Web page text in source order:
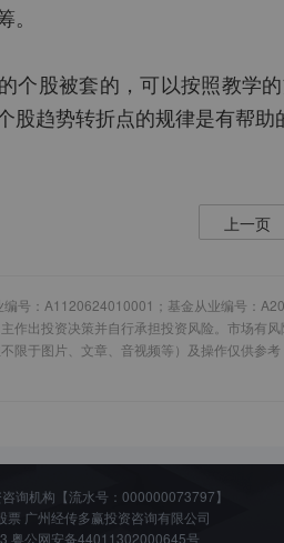
个股被套的，可以按照教学
股趋势转折点的规律是有帮助
上一页
编号：A1120624010001；基金从业编号：
作出投资决策并自行承担投资风险。市场有
限于图片、文章、音视频等）及操作仅供参
询机构【流水号：000000073797】
广州经传多赢投资咨询有限公司
粤公网安备44011302000645号